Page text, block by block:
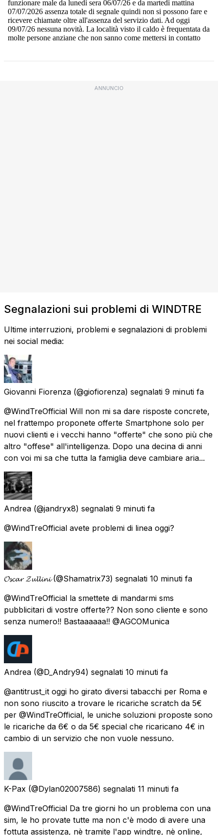
ANNUNCIO
Segnalazioni sui problemi di WINDTRE
Ultime interruzioni, problemi e segnalazioni di problemi
nei social media:
Giovanni Fiorenza (@giofiorenza) segnalati 9 minuti fa
@WindTreOfficial Will non mi sa dare risposte concrete,
nel frattempo proponete offerte Smartphone solo per
nuovi clienti e i vecchi hanno "offerte" che sono più che
altro "offese" all'intelligenza. Dopo una decina di anni
con voi mi sa che tutta la famiglia deve cambiare aria...
Andrea (@jandryx8) segnalati 9 minuti fa
@WindTreOfficial avete problemi di linea oggi?
𝓞𝓼𝓬𝓪𝓻 𝓩𝓾𝓵𝓵𝓲𝓷𝓲 (@Shamatrix73) segnalati 10 minuti fa
@WindTreOfficial la smettete di mandarmi sms
pubblicitari di vostre offerte?? Non sono cliente e sono
senza numero!! Bastaaaaaa!! @AGCOMunica
Andrea (@D_Andry94) segnalati 10 minuti fa
@antitrust_it oggi ho girato diversi tabacchi per Roma e
non sono riuscito a trovare le ricariche scratch da 5€
per @WindTreOfficial, le uniche soluzioni proposte sono
le ricariche da 6€ o da 5€ special che ricaricano 4€ in
cambio di un servizio che non vuole nessuno.
K-Pax (@Dylan02007586) segnalati 11 minuti fa
@WindTreOfficial Da tre giorni ho un problema con una
sim, le ho provate tutte ma non c'è modo di avere una
fottuta assistenza, nè tramite l'app windtre, nè online,